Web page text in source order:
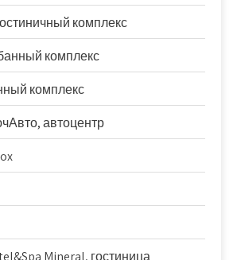
комплекс
комплекс
комплекс
автоцентр
Mineral, гостиница